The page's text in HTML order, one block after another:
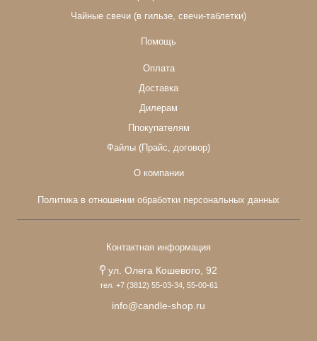
Чайные свечи (в гильзе, свечи-таблетки)
Помощь
Оплата
Доставка
Дилерам
Ппокупателям
Файлы (Прайс, договор)
О компании
Политика в отношении обработки персональных данных
Контактная информация
ул. Олега Кошевого, 92
тел. +7 (3812) 55-03-34, 55-00-61
info@candle-shop.ru